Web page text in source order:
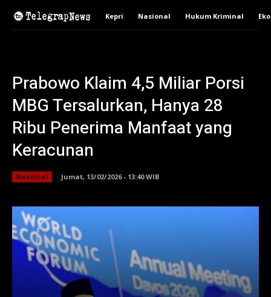
Kepri Nasional Hukum Kriminal
Prabowo Klaim 4,5 Miliar Porsi
MBG Tersalurkan, Hanya 28
Ribu Penerima Manfaat yang
Keracunan
Nasional Jumat, 13/02/2026 - 13:40 WIB